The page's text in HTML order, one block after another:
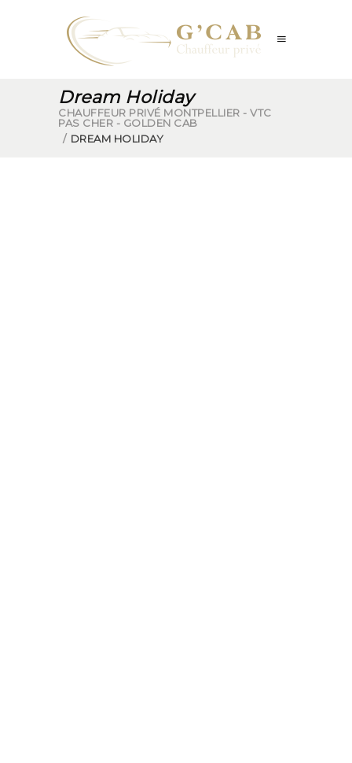
Dream Holiday
CHAUFFEUR PRIVÉ MONTPELLIER - VTC
PAS CHER - GOLDEN CAB
/ DREAM HOLIDAY